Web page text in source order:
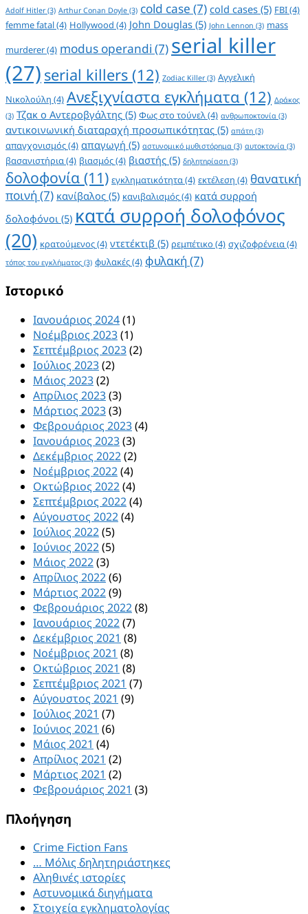
Adolf Hitler(3) Arthur Conan Doyle (3) cold case (7) cold cases (5) FBI(4)
femme fatal(4) Hollywood (4) John Douglas (5) John Lennon (3) mass
murderer(4) modus operandi (7) serial killer
(27) serial killers (12) Zodiac Killer(3) Αγγελική
Νικολούλη (4) Ανεξιχνίαστα εγκλήματα (12) Δράκος
(3) Τζακ ο Αντεροβγάλτης (5) Φως στο τούνελ(4) ανθρωποκτονία (3)
αντικοινωνική διαταραχή προσωπικότητας (5) απάτη (3)
απαγχονισμός(4) απαγωγή (5) αστυνομικό μυθιστόρημα (3) αυτοκτονία (3)
βασανιστήρια(4) βιασμός(4) βιαστής (5) δηλητηρίαση (3)
δολοφονία (11) εγκληματικότητα(4) εκτέλεση (4) θανατική
ποινή (7) κανίβαλος (5) κανιβαλισμός(4) κατά συρροή
δολοφόνοι (5) κατά συρροή δολοφόνος
(20) κρατούμενος(4) ντετέκτιβ (5) ρεμπέτικο (4) σχιζοφρένεια(4)
τόπος του εγκλήματος (3) φυλακές(4) φυλακή (7)
Ιστορικό
Ιανουάριος 2024(1)
Νοέμβριος 2023(1)
Σεπτέμβριος 2023(2)
Ιούλιος 2023(2)
Μάιος 2023(2)
Απρίλιος 2023(3)
Μάρτιος 2023(3)
Φεβρουάριος 2023(4)
Ιανουάριος 2023(3)
Δεκέμβριος 2022(2)
Νοέμβριος 2022(4)
Οκτώβριος 2022(4)
Σεπτέμβριος 2022(4)
Αύγουστος 2022(4)
Ιούλιος 2022(5)
Ιούνιος 2022(5)
Μάιος 2022(3)
Απρίλιος 2022(6)
Μάρτιος 2022(9)
Φεβρουάριος 2022(8)
Ιανουάριος 2022(7)
Δεκέμβριος 2021 (8)
Νοέμβριος 2021 (8)
Οκτώβριος 2021 (8)
Σεπτέμβριος 2021 (7)
Αύγουστος 2021 (9)
Ιούλιος 2021 (7)
Ιούνιος 2021 (6)
Μάιος 2021 (4)
Απρίλιος 2021 (2)
Μάρτιος 2021 (2)
Φεβρουάριος 2021 (3)
Πλοήγηση
Crime Fiction Fans
… Μόλις δηλητηριάστηκες
Αληθινές ιστορίες
Αστυνομικά διηγήματα
Στοιχεία εγκληματολογίας